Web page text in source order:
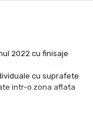
2022 cu finisaje
cu suprafete
intr-o zona aflata